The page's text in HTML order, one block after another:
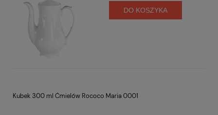
DO KOSZYKA
Kubek 300 ml Ćmielów Rococo Maria 0001